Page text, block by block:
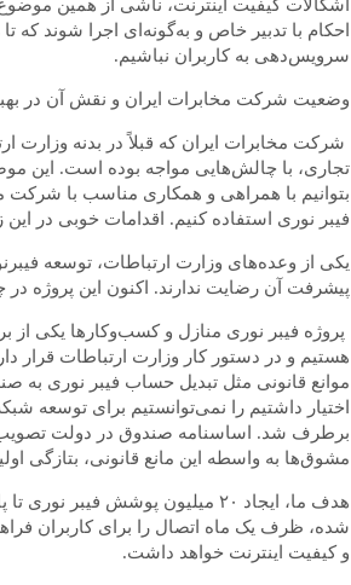
اشکالات کیفیت اینترنت، ناشی از همین
احکام با تدبیر خاص و به‌گونه‌ای اجرا شوند
سرویس‌دهی به کاربران نباشیم.
وضعیت شرکت مخابرات ایران و نقش آن در
شرکت مخابرات ایران که قبلاً در بدنه وزارت
تجاری، با چالش‌هایی مواجه بوده است. این
بتوانیم با همراهی و همکاری مناسب با
فیبر نوری استفاده کنیم. اقدامات خوبی در این
یکی از وعده‌های وزارت ارتباطات، توسعه
پیشرفت آن رضایت ندارند. اکنون این پروژه در
پروژه فیبر نوری منازل و کسب‌وکارها یکی از
هستیم و در دستور کار وزارت ارتباطات
موانع قانونی مثل تبدیل حساب فیبر نوری به
اختیار داشتیم را نمی‌توانستیم برای توسعه
مشوق‌ها به واسطه این مانع قانونی، بتازگی
هدف ما، ایجاد ۲۰ میلیون پوشش
شده، ظرف یک ماه اتصال را برای کاربران
و کیفیت اینترنت خواهد داشت.